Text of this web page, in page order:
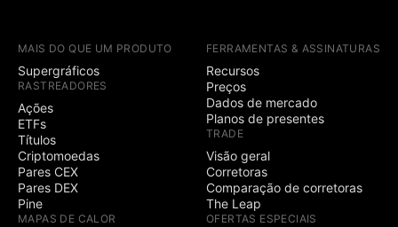
MAIS DO QUE UM PRODUTO
Supergráficos
RASTREADORES
Ações
ETFs
Títulos
Criptomoedas
Pares CEX
Pares DEX
Pine
MAPAS DE CALOR
FERRAMENTAS & ASSINATURAS
Recursos
Preços
Dados de mercado
Planos de presentes
TRADE
Visão geral
Corretoras
Comparação de corretoras
The Leap
OFERTAS ESPECIAIS